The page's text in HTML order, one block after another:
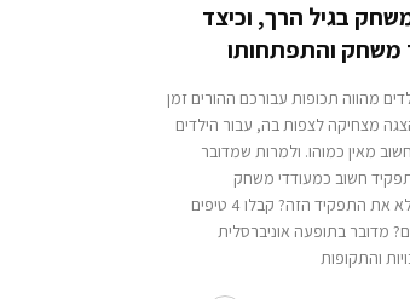
בגיל הרך, וכיצד
משחק והתפתחותו
מהווה תכופות עבורכם ההורים זמן
מצחיקה לצפות בה, עבור הילדים
מאין כמוהו. ולמרות שמדובר
חשוב כמעודדי משחק
והתפתחותו. תוהים כיצד למלא את התפקיד הזה? קבלו 4 טיפים
מדובר בתופעה אוניברסלית
והתקופות